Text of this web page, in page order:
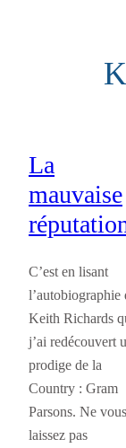
La
mauvaise
C’est en lisant
l’autobiographie
Keith Richards
j’ai redécouvert
prodige de la
Country : Gram
Parsons. Ne vous
laissez pas